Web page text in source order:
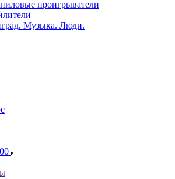
проигрыватели
Музыка. Люди.